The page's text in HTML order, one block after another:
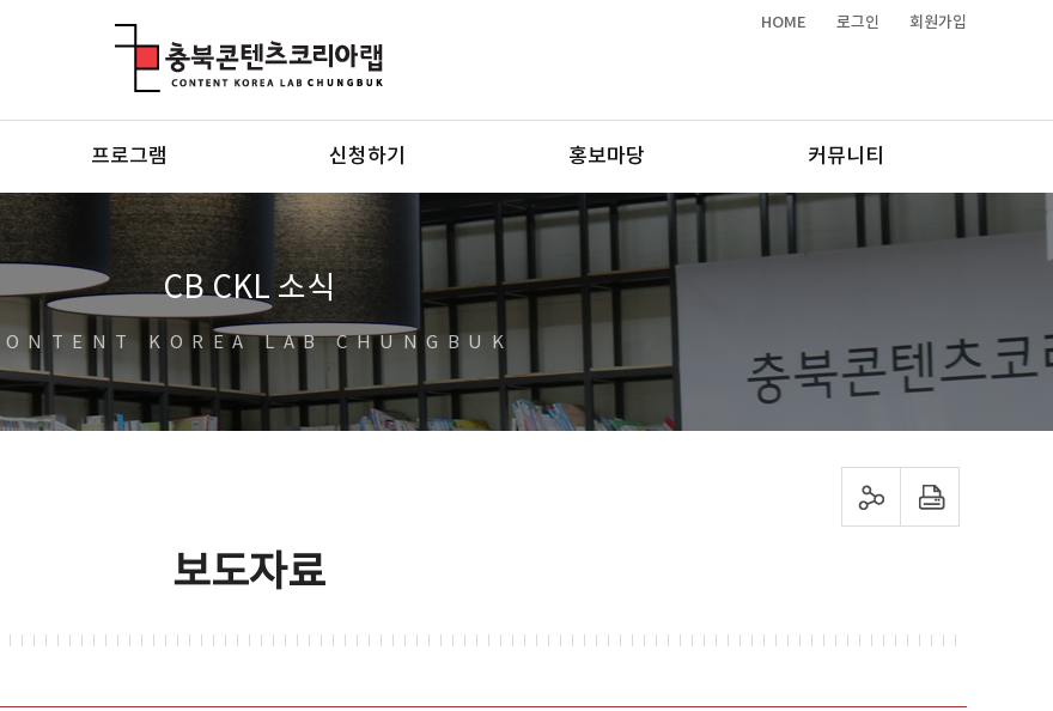
HOME 로그인 회원가입
프로그램 신청하기 홍보마당 커뮤니티
CB CKL 소식
KOREA LAB CHUNGBUK
sns 공유하기 프린트하기
보도자료